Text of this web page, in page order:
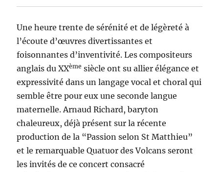
Une heure trente de sérénité et de légèreté à
l’écoute d’œuvres divertissantes et
foisonnantes d’inventivité. Les compositeurs
anglais du XXème siècle ont su allier élégance et
expressivité dans un langage vocal et choral qui
semble être pour eux une seconde langue
maternelle. Arnaud Richard, baryton
chaleureux, déjà présent sur la récente
production de la “Passion selon St Matthieu”
et le remarquable Quatuor des Volcans seront
les invités de ce concert consacré